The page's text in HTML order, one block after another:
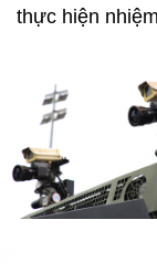
thực hiện